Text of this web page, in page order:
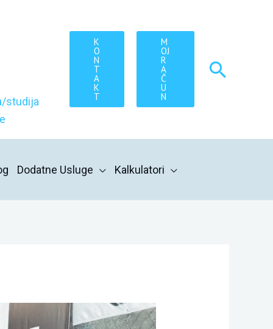
studija
K
O
N
T
A
K
T
M
OJ
R
A
Č
U
N
Dodatne Usluge Kalkulatori